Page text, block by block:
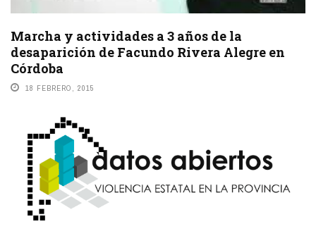
Marcha y actividades a 3 años de la
desaparición de Facundo Rivera Alegre en
Córdoba
18 FEBRERO, 2015
Agencia) Facundo, “el Rubio del Pasaje”, tenía 19 años cuando
desapareció, la madrugada del ...
LEE MAS